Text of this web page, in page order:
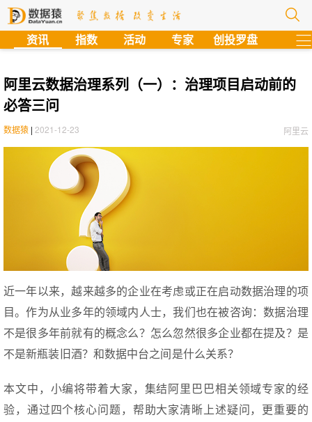
资讯 指数 活动 专家 创投罗盘
阿里云数据治理系列（一）：治理项目启动前的
必答三问
阿里云
数据猿 | 2021-12-23
近一年以来，越来越多的企业在考虑或正在启动数据治理的项
目。作为从业多年的领域内人士，我们也在被咨询：数据治理
不是很多年前就有的概念么？怎么忽然很多企业都在提及？是
不是新瓶装旧酒？和数据中台之间是什么关系？
本文中，小编将带着大家，集结阿里巴巴相关领域专家的经
验，通过四个核心问题，帮助大家清晰上述疑问，更重要的